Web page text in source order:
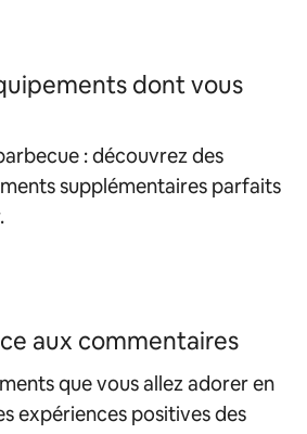
dont vous
: découvrez des
supplémentaires parfaits
aux commentaires
que vous allez adorer en
expériences positives des